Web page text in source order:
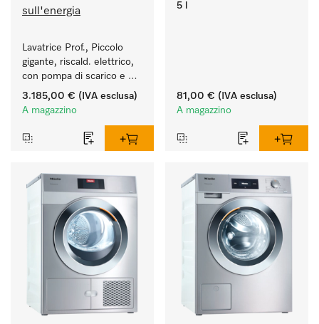
sull'energia
Lavatrice Prof., Piccolo
gigante, riscald. elettrico,
con pompa di scarico e
programmi specifici per
target. Resa 7 kg
3.185,00 € (IVA esclusa)
A magazzino
5 l
81,00 € (IVA esclusa)
A magazzino